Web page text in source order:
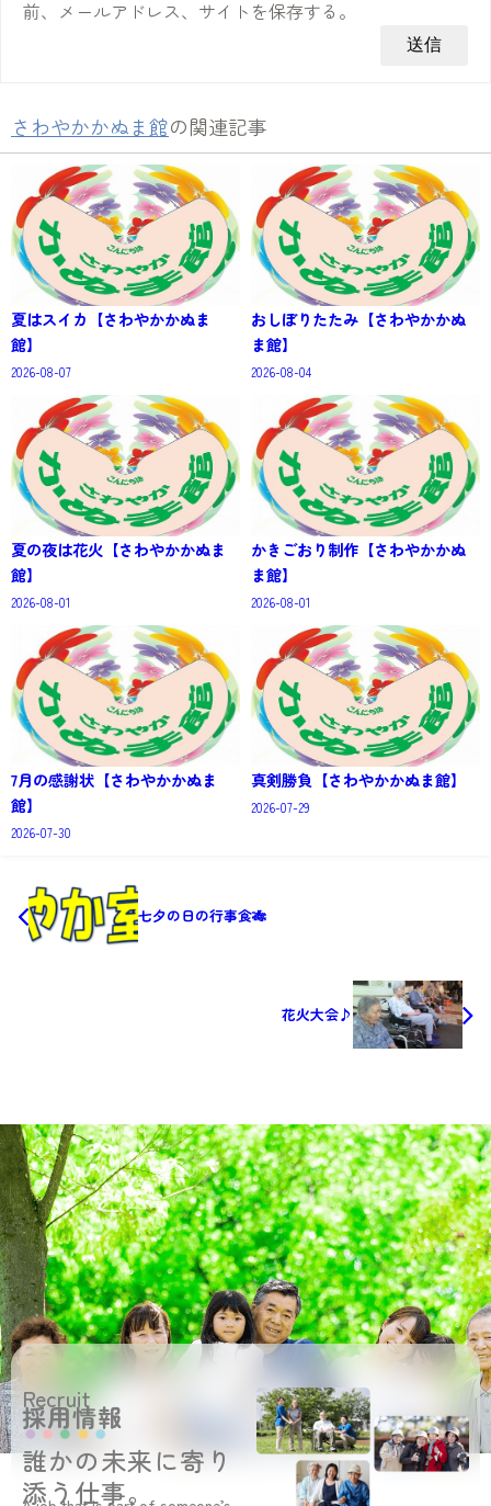
前、メールアドレス、サイトを保存する。
さわやかかぬま館の関連記事
夏はスイカ【さわやかかぬま
館】
2026-08-07
おしぼりたたみ【さわやかかぬ
ま館】
2026-08-04
夏の夜は花火【さわやかかぬま
館】
2026-08-01
かきごおり制作【さわやかかぬ
ま館】
2026-08-01
7月の感謝状【さわやかかぬま
館】
2026-07-30
真剣勝負【さわやかかぬま館】
2026-07-29
七夕の日の行事食🎋
花火大会♪
Recruit
採用情報
誰かの未来に寄り
添う仕事。